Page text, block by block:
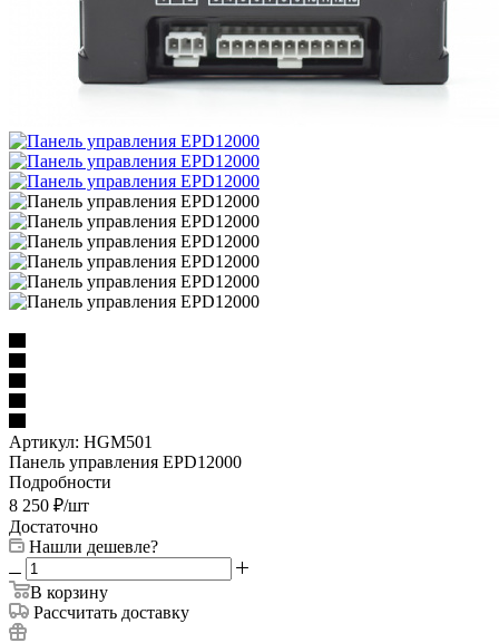
Артикул: HGM501
Панель управления EPD12000
Подробности
8 250 ₽/шт
Достаточно
Нашли дешевле?
В корзину
Рассчитать доставку